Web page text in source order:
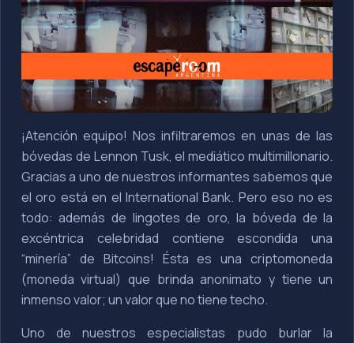
¡Atención equipo! Nos infiltraremos en unas de las
bóvedas de Lennon Tusk, el mediático multimillonario.
Gracias a uno de nuestros informantes sabemos que
el oro está en el International Bank. Pero eso no es
todo: además de lingotes de oro, la bóveda de la
excéntrica celebridad contiene escondida una
“minería” de Bitcoins! Ésta es una criptomoneda
(moneda virtual) que brinda anonimato y tiene un
inmenso valor; un valor que no tiene techo.
Uno de nuestros especialistas pudo burlar la